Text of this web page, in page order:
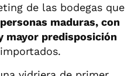
de las bodegas que
personas maduras, con
mayor predisposición